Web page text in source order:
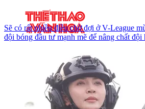
Sẽ có rất nhiều điều chờ đợi ở V-League
đội bóng đầu tư mạnh mẽ để nâng chất đội